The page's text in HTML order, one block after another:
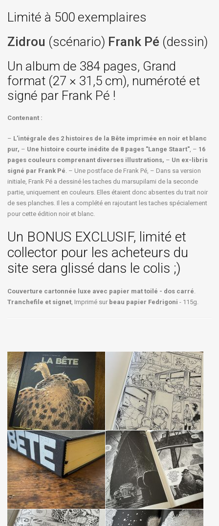
Limité à 500 exemplaires
Zidrou (scénario) Frank Pé (dessin)
Un album de 384 pages, Grand
format (27 × 31,5 cm), numéroté et
signé par Frank Pé !
Contenant :
– L'intégrale des 2 histoires de la Bête imprimée en noir et blanc
pur, – Une histoire courte inédite de 8 pages "Lange Staart" , – 16
pages couleurs comprenant diverses illustrations, – Un ex-libris
signé par Frank Pé . – Une postface de Frank Pé, – Dans sa version
initiale, Frank Pé a dessiné les taches du marsupilami de la seconde
partie, uniquement en couleurs. Elles étaient donc absentes du trait noir
de ses planches. Il les a complété en rajoutant les taches spécialement
pour cette édition noir et blanc.
Un BONUS EXCLUSIF, limité et
collector pour les acheteurs du
site sera glissé dans le colis ;)
Couverture cartonnée luxe avec papier mat toilé - dos carré
Tranchefile et signet , Imprimé sur beau papier Fedrigoni - 115g.